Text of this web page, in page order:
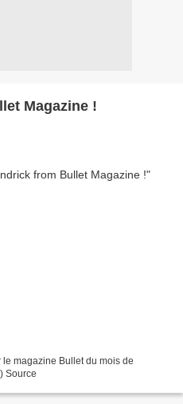
Magazine !
magazine Bullet du mois de
Source